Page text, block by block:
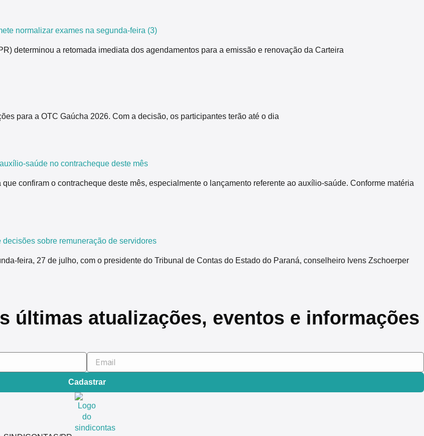
normalizar exames na segunda-feira (3)
determinou a retomada imediata dos agendamentos para a emissão e renovação da Carteira
para a OTC Gaúcha 2026. Com a decisão, os participantes terão até o dia
saúde no contracheque deste mês
confiram o contracheque deste mês, especialmente o lançamento referente ao auxílio-saúde. Conforme matéria
sobre remuneração de servidores
feira, 27 de julho, com o presidente do Tribunal de Contas do Estado do Paraná, conselheiro Ivens Zschoerper
últimas atualizações, eventos e informações
Cadastrar